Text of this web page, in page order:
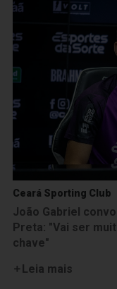
Ceará Sporting Club
João Gabriel
Preta: "Vai ser
chave"
Leia mais